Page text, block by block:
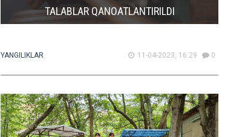
TALABLAR QANOATLANTIRILDI
YANGILIKLAR 11-04-2023, 16:29 0